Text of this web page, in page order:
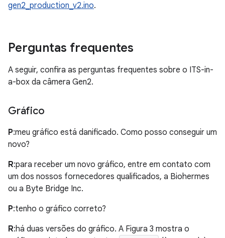
gen2_production_v2.ino.
Perguntas frequentes
A seguir, confira as perguntas frequentes sobre o ITS-in-
a-box da câmera Gen2.
Gráfico
P:meu gráfico está danificado. Como posso conseguir um
novo?
R:para receber um novo gráfico, entre em contato com
um dos nossos fornecedores qualificados, a Biohermes
ou a Byte Bridge Inc.
P:tenho o gráfico correto?
R:há duas versões do gráfico. A Figura 3 mostra o